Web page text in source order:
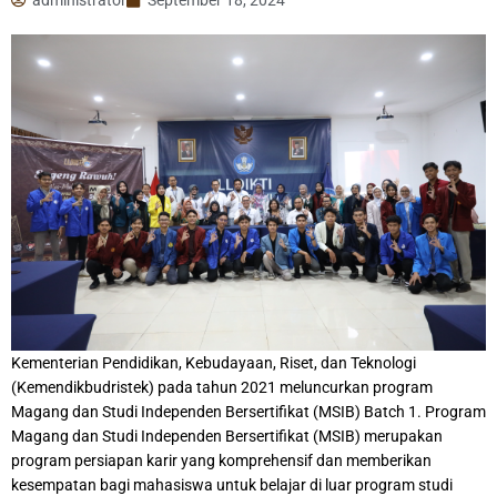
Kementerian Pendidikan, Kebudayaan, Riset, dan Teknologi
(Kemendikbudristek) pada tahun 2021 meluncurkan program
Magang dan Studi Independen Bersertifikat (MSIB) Batch 1. Program
Magang dan Studi Independen Bersertifikat (MSIB) merupakan
program persiapan karir yang komprehensif dan memberikan
kesempatan bagi mahasiswa untuk belajar di luar program studi